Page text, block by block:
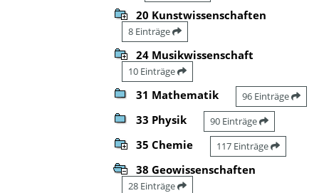
20 Kunstwissenschaften
8 Einträge
24 Musikwissenschaft
10 Einträge
31 Mathematik 96 Einträge
33 Physik 90 Einträge
35 Chemie 117 Einträge
38 Geowissenschaften
28 Einträge